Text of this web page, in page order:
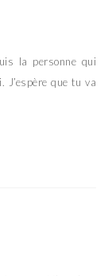
la personne qui
J’espère que tu va